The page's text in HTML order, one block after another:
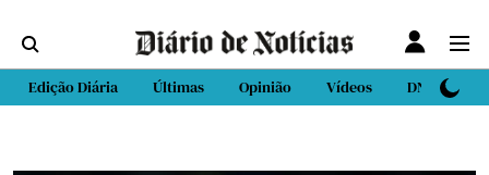
Edição Diária Últimas Opinião Vídeos DN Sport